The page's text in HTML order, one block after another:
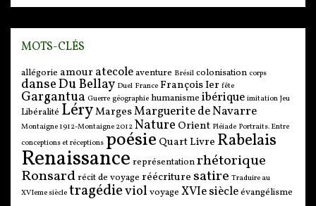
MOTS-CLÉS
allégorie amour atecoleaventure Brésil colonisation corps
danseDu Bellay Duel France François Ier fête
Gargantua Guerre géographie humanisme ibérique imitation Jeu
Libéralité LéryMargesMarguerite de Navarre
Montaigne 1912-Montaigne 2012 Nature Orient Pléiade Portraits. Entre
conceptions et réceptions poésie Quart Livre Rabelais
Renaissance représentationrhétorique
Ronsardrécit de voyage réécriture satire Traduire au
XVIeme siècle tragédieviol voyage XVIe siècleévangélisme